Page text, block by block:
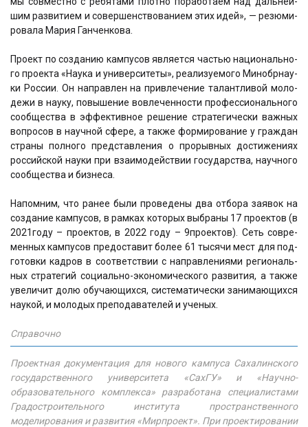
шим раз­ви­ти­ем и совер­шен­ство­ва­ни­ем этих идей», — резю­ми­
ро­ва­ла Мария Ган­чен­ко­ва.
Про­ект по созда­нию кам­пу­сов явля­ет­ся частью наци­о­наль­но­
го про­ек­та «Нау­ка и уни­вер­си­те­ты», реа­ли­зу­е­мо­го Мино­бр­на­у­
ки Рос­сии. Он направ­лен на при­вле­че­ние талант­ли­вой моло­
де­жи в нау­ку, повы­ше­ние вовле­чен­но­сти про­фес­си­о­наль­но­го
сооб­ще­ства в эффек­тив­ное реше­ние стра­те­ги­че­ски важ­ных
вопро­сов в науч­ной сфе­ре, а так­же фор­ми­ро­ва­ние у граж­дан
стра­ны пол­но­го пред­став­ле­ния о про­рыв­ных дости­же­ни­ях
рос­сий­ской нау­ки при вза­и­мо­дей­ствии госу­дар­ства, науч­но­го
сооб­ще­ства и биз­не­са.
Напом­ним, что ранее были про­ве­де­ны два отбо­ра заявок на
созда­ние кам­пу­сов, в рам­ках кото­рых выбра­ны 17 про­ек­тов (в
2021году – про­ек­тов, в 2022 году – 9про­ек­тов). Сеть совре­
мен­ных кам­пу­сов предо­ста­вит более 61 тыся­чи мест для под­
го­тов­ки кад­ров в соот­вет­ствии с направ­ле­ни­я­ми реги­о­наль­
ных стра­те­гий соци­аль­но-эко­но­ми­че­ско­го раз­ви­тия, а так­же
уве­ли­чит долю обу­ча­ю­щих­ся, систе­ма­ти­че­ски зани­ма­ю­щих­ся
нау­кой, и моло­дых пре­по­да­ва­те­лей и уче­ных.
Справочно
Проектная документация для нового кампуса Сахалинского
государственного университета «СахГУ» и «Научно-
образовательного комплекса» разработана специалистами
Градостроительного института пространственного
моделирования и развития «Мирпроект». При проектировании